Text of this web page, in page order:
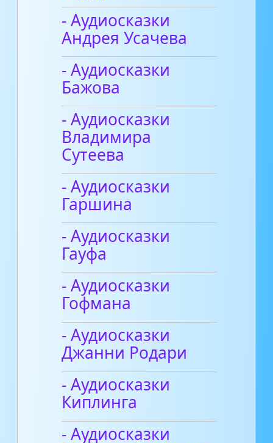
- Аудиосказки
Андрея Усачева
- Аудиосказки
Бажова
- Аудиосказки
Владимира
Сутеева
- Аудиосказки
Гаршина
- Аудиосказки
Гауфа
- Аудиосказки
Гофмана
- Аудиосказки
Джанни Родари
- Аудиосказки
Киплинга
- Аудиосказки